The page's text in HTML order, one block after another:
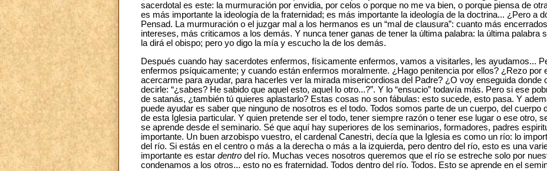
sacerdotal es este: la murmuración por envidia, por celos o porque no me va bien, o porque piensa de
es más importante la ideología de la fraternidad; es más importante la ideología de la doctrina... ¿Pero a
Pensad. La murmuración o el juzgar mal a los hermanos es un “mal de clausura”: cuanto más
intereses, más criticamos a los demás. Y nunca tener ganas de tener la última palabra: la última palabra
la dirá el obispo; pero yo digo la mía y escucho la de los demás.
Después cuando hay sacerdotes enfermos, físicamente enfermos, vamos a visitarles, les ayudamos...
enfermos psíquicamente; y cuando están enfermos moralmente. ¿Hago penitencia por ellos? ¿Rezo por
acercarme para ayudar, para hacerles ver la mirada misericordiosa del Padre? ¿O voy enseguida donde
decirle: “¿sabes? He sabido que aquel esto, aquel lo otro...?”. Y lo “ensucio” todavía más. Pero si ese
de satanás, ¿también tú quieres aplastarlo? Estas cosas no son fábulas: esto sucede, esto pasa. Y
puede ayudar es saber que ninguno de nosotros es el todo. Todos somos parte de un cuerpo, del cuerpo
de esta Iglesia particular. Y quien pretende ser el todo, tener siempre razón o tener ese lugar o ese otro,
se aprende desde el seminario. Sé que aquí hay superiores de los seminarios, formadores, padres
importante. Un buen arzobispo vuestro, el cardenal Canestri, decía que la Iglesia es como un río: lo
del río. Si estás en el centro o más a la derecha o más a la izquierda, pero dentro del río, esto es una
importante es estar dentro del río. Muchas veces nosotros queremos que el río se estreche solo por
condenamos a los otros... esto no es fraternidad. Todos dentro del río. Todos. Esto se aprende en el